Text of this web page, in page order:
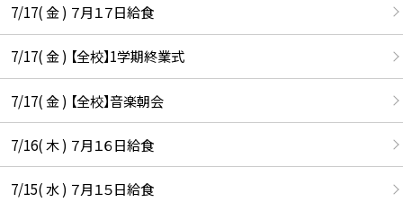
7/17( 金 ) ７月１７日給食
7/17( 金 ) 【全校】1学期終業式
7/17( 金 ) 【全校】音楽朝会
7/16( 木 ) ７月１６日給食
7/15( 水 ) ７月１５日給食